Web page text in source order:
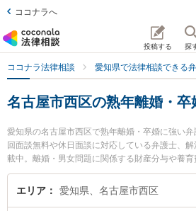
ココナラへ
投稿する 探
ココナラ法律相談 愛知県で法律相談できる
名古屋市西区の熟年離婚・卒
愛知県の名古屋市西区で熟年離婚・卒婚に強い
回面談無料や休日面談に対応している弁護士、
載中。離婚・男女問題に関係する財産分与や養
絞り込み検索もでき便利です。特に牧野太郎経
やand LEGAL弁護士法人 名古屋駅オフィスの森
エリア 愛知県、名古屋市西区